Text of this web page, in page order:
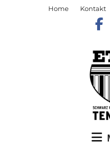
Home Kontakt